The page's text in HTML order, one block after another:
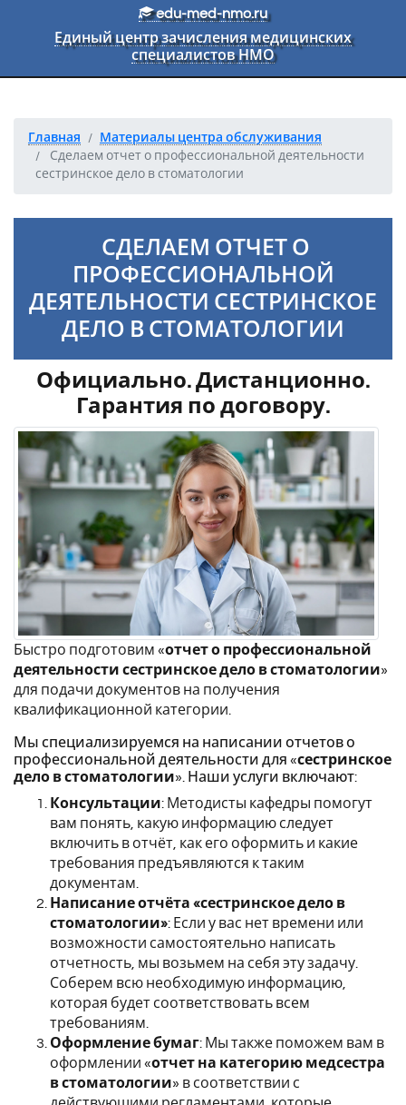
Перейти к основному текстуedu-med-nmo.ru
Единый центр зачисления медицинских
специалистов НМО
Главная
Материалы центра обслуживания
Сделаем отчет о профессиональной деятельности
сестринское дело в стоматологии
СДЕЛАЕМ ОТЧЕТ О
ПРОФЕССИОНАЛЬНОЙ
ДЕЯТЕЛЬНОСТИ СЕСТРИНСКОЕ
ДЕЛО В СТОМАТОЛОГИИ
Официально. Дистанционно.
Гарантия по договору.
Быстро подготовим «отчет о профессиональной
деятельности сестринское дело в стоматологии»
для подачи документов на получения
квалификационной категории.
Мы специализируемся на написании отчетов о
профессиональной деятельности для «сестринское
дело в стоматологии». Наши услуги включают:
Консультации: Методисты кафедры помогут
вам понять, какую информацию следует
включить в отчёт, как его оформить и какие
требования предъявляются к таким
документам.
Написание отчёта «сестринское дело в
стоматологии»: Если у вас нет времени или
возможности самостоятельно написать
отчетность, мы возьмем на себя эту задачу.
Соберем всю необходимую информацию,
которая будет соответствовать всем
требованиям.
Оформление бумаг: Мы также поможем вам в
оформлении «отчет на категорию медсестра
в стоматологии» в соответствии с